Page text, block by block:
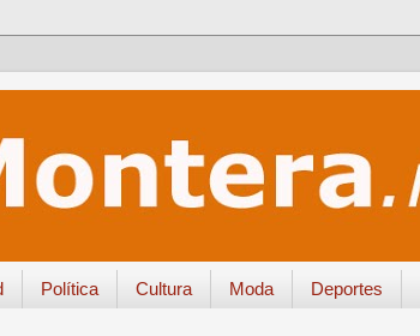
Política Cultura Moda Deportes